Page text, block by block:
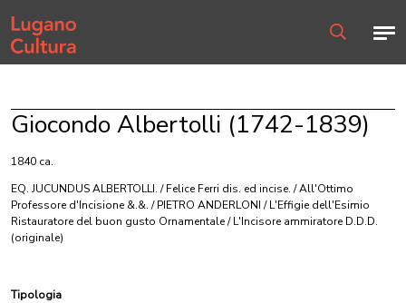
Home page
Giocondo Albertolli (1742-1839)
1840 ca.
EQ. JUCUNDUS ALBERTOLLI. / Felice Ferri dis. ed incise. / All'Ottimo
Professore d'Incisione &.&. / PIETRO ANDERLONI / L'Effigie dell'Esimio
Ristauratore del buon gusto Ornamentale / L'Incisore ammiratore D.D.D.
(originale)
Tipologia